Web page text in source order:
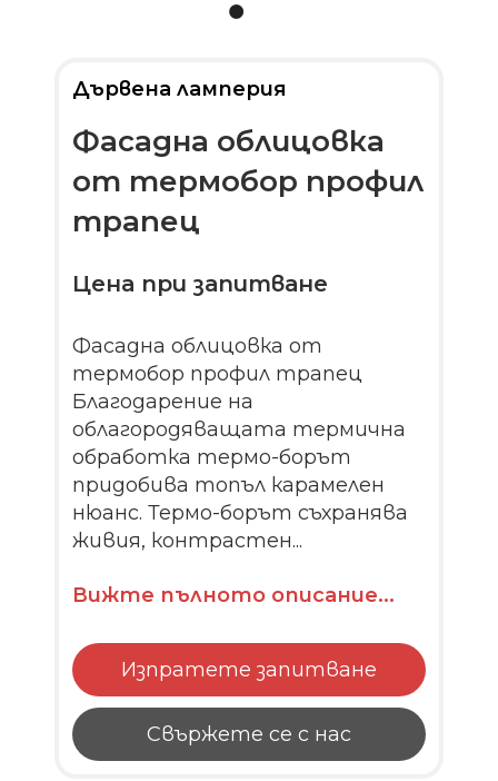
Дървена ламперия
Фасадна облицовка
от термобор профил
трапец
Цена при запитване
Фасадна облицовка от
термобор профил трапец
Благодарение на
облагородяващата термична
обработка термо-борът
придобива топъл карамелен
нюанс. Термо-борът съхранява
живия, контрастен...
Вижте пълното описание...
Изпратете запитване
Свържете се с нас